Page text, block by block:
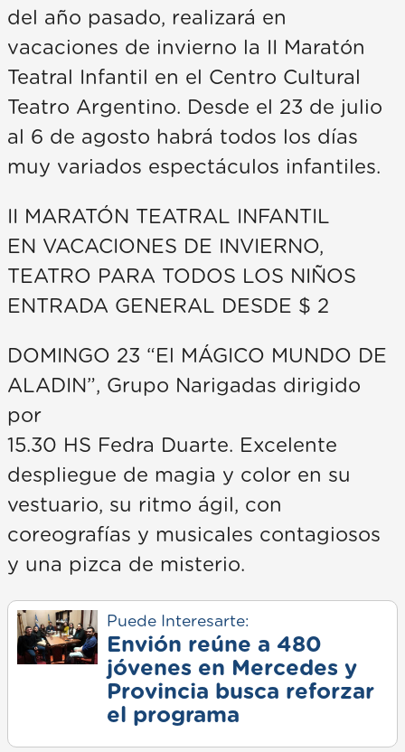
del año pasado, realizará en
vacaciones de invierno la II Maratón
Teatral Infantil en el Centro Cultural
Teatro Argentino. Desde el 23 de julio
al 6 de agosto habrá todos los días
muy variados espectáculos infantiles.
II MARATÓN TEATRAL INFANTIL
EN VACACIONES DE INVIERNO,
TEATRO PARA TODOS LOS NIÑOS
ENTRADA GENERAL DESDE $ 2
DOMINGO 23 “El MÁGICO MUNDO DE
ALADIN”, Grupo Narigadas dirigido
por
15.30 HS Fedra Duarte. Excelente
despliegue de magia y color en su
vestuario, su ritmo ágil, con
coreografías y musicales contagiosos
y una pizca de misterio.
Puede Interesarte:
Envión reúne a 480
jóvenes en Mercedes y
Provincia busca reforzar
el programa